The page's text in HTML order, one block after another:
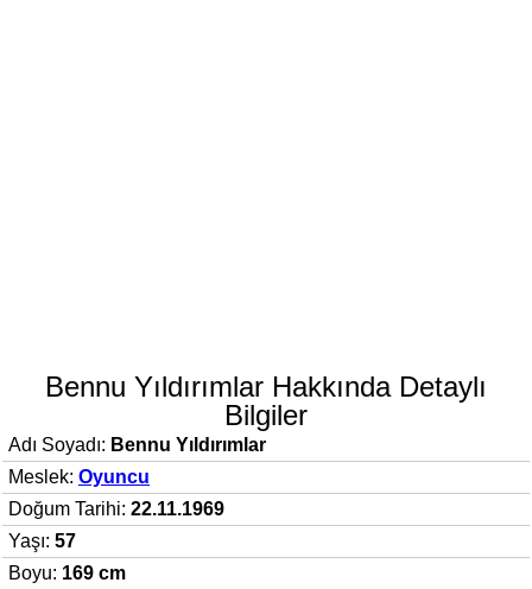
Bennu Yıldırımlar Hakkında Detaylı
Bilgiler
Adı Soyadı: Bennu Yıldırımlar
Meslek: Oyuncu
Doğum Tarihi: 22.11.1969
Yaşı: 57
Boyu: 169 cm